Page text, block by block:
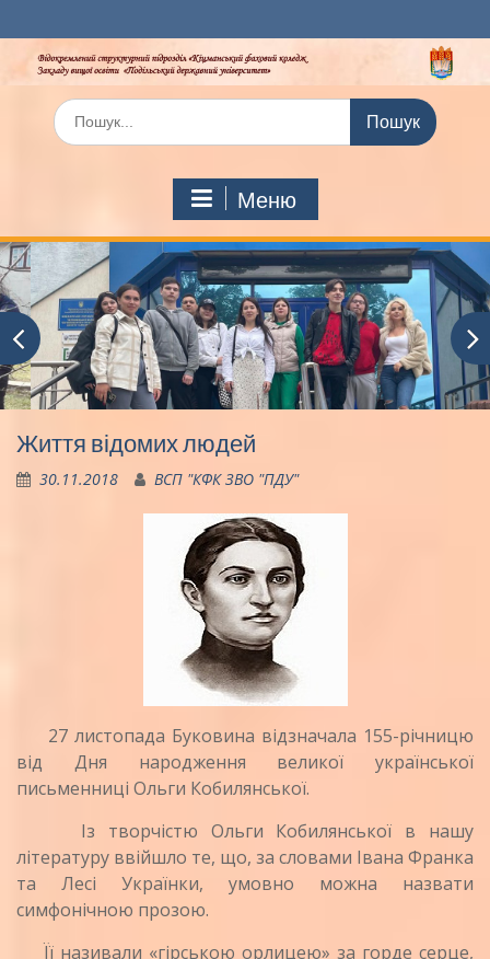
до
вмісту
Шукати:
Меню
Життя відомих людей
30.11.2018 ВСП "КФК ЗВО "ПДУ"
27 листопада Буковина відзначала 155-річницю
від Дня народження великої української
письменниці Ольги Кобилянської.
Із творчістю Ольги Кобилянської в нашу
літературу ввійшло те, що, за словами Івана Франка
та Лесі Українки, умовно можна назвати
симфонічною прозою.
Її називали «гірською орлицею» за горде серце,